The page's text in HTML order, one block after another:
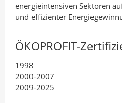
energieintensiven Sektoren
und effizienter
ÖKOPROFIT-
1998
2000-2007
2009-2025